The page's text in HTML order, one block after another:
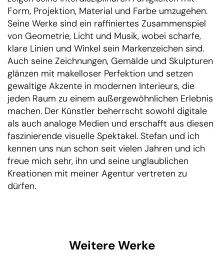
Form, Projektion, Material und Farbe umzugehen.
Seine Werke sind ein raffiniertes Zusammenspiel
von Geometrie, Licht und Musik, wobei scharfe,
klare Linien und Winkel sein Markenzeichen sind.
Auch seine Zeichnungen, Gemälde und Skulpturen
glänzen mit makelloser Perfektion und setzen
gewaltige Akzente in modernen Interieurs, die
jeden Raum zu einem außergewöhnlichen Erlebnis
machen. Der Künstler beherrscht sowohl digitale
als auch analoge Medien und erschafft aus diesen
faszinierende visuelle Spektakel. Stefan und ich
kennen uns nun schon seit vielen Jahren und ich
freue mich sehr, ihn und seine unglaublichen
Kreationen mit meiner Agentur vertreten zu
dürfen.
Weitere Werke